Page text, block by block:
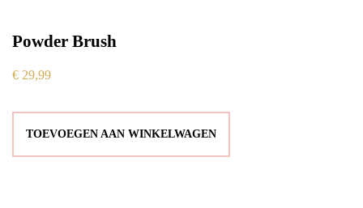
Powder Brush
€ 29,99
TOEVOEGEN AAN WINKELWAGEN